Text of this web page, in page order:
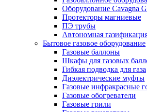
Оборудование Cavagna
Протекторы магниевые
ПЭ трубы
Автономная
Бытовое газовое оборудование
Газовые баллоны
Шкафы для газовых
Гибкая подводка для газа
Диэлектрические муфты
Газовые инфракрасные
Газовые обогреватели
Газовые грили